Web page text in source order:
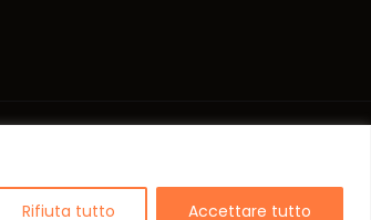
Rifiuta tutto Accettare tutto